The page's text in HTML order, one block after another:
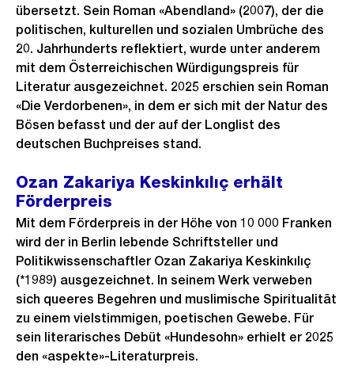
übersetzt. Sein Roman «Abendland» (2007), der die
politischen, kulturellen und sozialen Umbrüche des
20. Jahrhunderts reflektiert, wurde unter anderem
mit dem Österreichischen Würdigungspreis für
Literatur ausgezeichnet. 2025 erschien sein Roman
«Die Verdorbenen», in dem er sich mit der Natur des
Bösen befasst und der auf der Longlist des
deutschen Buchpreises stand.
Ozan Zakariya Keskinkılıç erhält
Förderpreis
Mit dem Förderpreis in der Höhe von 10 000 Franken
wird der in Berlin lebende Schriftsteller und
Politikwissenschaftler Ozan Zakariya Keskinkılıç
(*1989) ausgezeichnet. In seinem Werk verweben
sich queeres Begehren und muslimische Spiritualität
zu einem vielstimmigen, poetischen Gewebe. Für
sein literarisches Debüt «Hundesohn» erhielt er 2025
den «aspekte»-Literaturpreis.